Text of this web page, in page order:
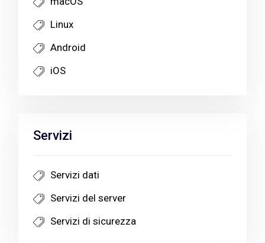
Linux
Android
iOS
Servizi
Servizi dati
Servizi del server
Servizi di sicurezza